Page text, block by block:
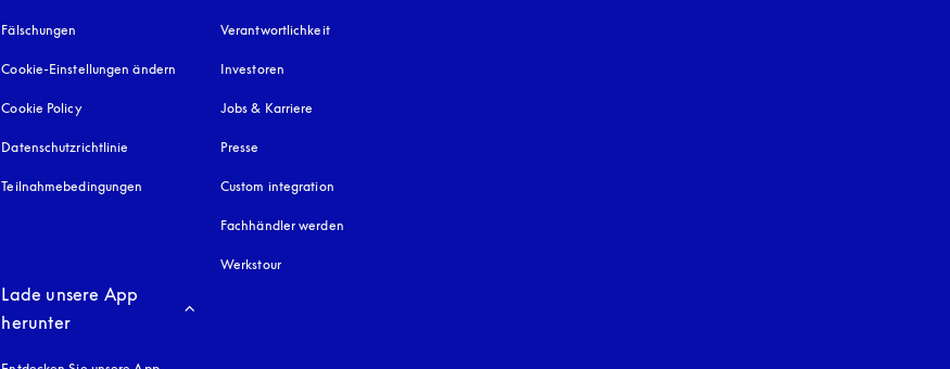
Fälschungen öffnet sich in einem neuen Tab
Cookie-Einstellungen ändern
Cookie Policyöffnet sich in einem neuen Tab
Datenschutzrichtlinie öffnet sich in einem neuen Tab
Teilnahmebedingungen
Verantwortlichkeit
Investoren
Jobs & Karriere
Presse
Custom integration
Fachhändler werden
Werkstour
Lade unsere App
herunter